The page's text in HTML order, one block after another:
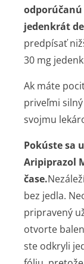
odporúčanú
jedenkrát
predpísať
30 mg
Ak máte
priveľmi
svojmu
Pokúste sa
Aripiprazol
čase.
bez jedla.
pripravený
otvorte
ste odkryli